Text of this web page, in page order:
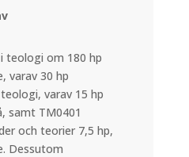
teologi om 180 hp
varav 30 hp
varav 15 hp
samt TM0401
och teorier 7,5 hp,
Dessutom